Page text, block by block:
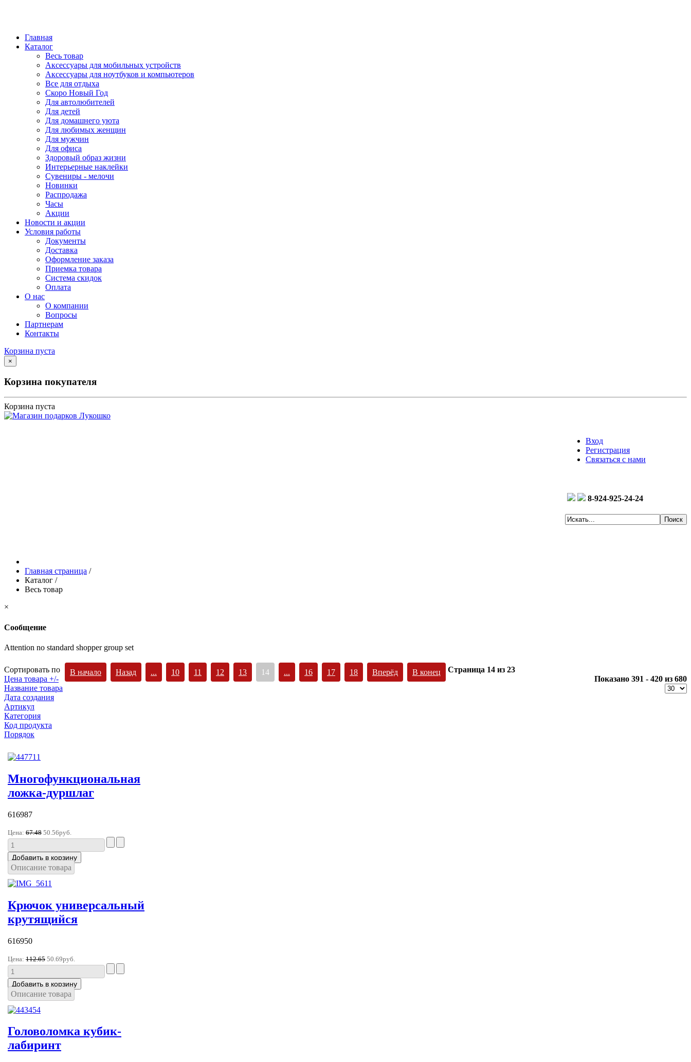
Главная
Каталог
Весь товар
Аксессуары для мобильных устройств
Аксессуары для ноутбуков и компьютеров
Все для отдыха
Скоро Новый Год
Для автолюбителей
Для детей
Для домашнего уюта
Для любимых женщин
Для мужчин
Для офиса
Здоровый образ жизни
Интерьерные наклейки
Сувениры - мелочи
Новинки
Распродажа
Часы
Акции
Новости и акции
Условия работы
Документы
Доставка
Оформление заказа
Приемка товара
Система скидок
Оплата
О нас
О компании
Вопросы
Партнерам
Контакты
Корзина пуста
×
Корзина покупателя
Корзина пуста
Вход
Регистрация
Связаться с нами
8-924-925-24-24
Главная страница /
Каталог /
Весь товар
×
Сообщение
Attention no standard shopper group set
Сортировать по
Цена товара +/-
Название товара
Дата создания
Артикул
Категория
Код продукта
Порядок
В начало Назад ... 10 11 12 13 14 ... 16 17 18 Вперёд В конец
Страница 14 из 23
Показано 391 - 420 из 680
Многофункциональная
ложка-дуршлаг
616987
Цена: 67.48 50.56руб.
Описание товара
Крючок универсальный
крутящийся
616950
Цена: 112.65 50.69руб.
Описание товара
Головоломка кубик-
лабиринт